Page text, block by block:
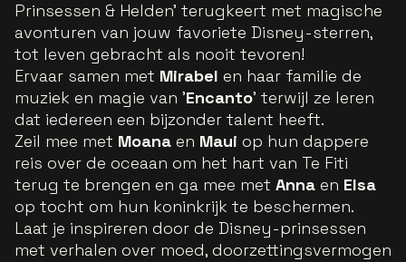
Prinsessen & Helden' terugkeert met magische
avonturen van jouw favoriete Disney-sterren,
tot leven gebracht als nooit tevoren!
Ervaar samen met Mirabel en haar familie de
muziek en magie van 'Encanto' terwijl ze leren
dat iedereen een bijzonder talent heeft.
Zeil mee met Moana en Maui op hun dappere
reis over de oceaan om het hart van Te Fiti
terug te brengen en ga mee met Anna en Elsa
op tocht om hun koninkrijk te beschermen.
Laat je inspireren door de Disney-prinsessen
met verhalen over moed, doorzettingsvermogen